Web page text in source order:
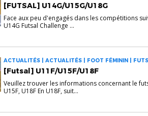
[FUTSAL] U14G/U15G/U18G
Face aux peu d'engagés dans les compétitions
U14G Futsal Challenge ...
ACTUALITÉS | ACTUALITÉS | FOOT FÉMININ |
[Futsal] U11F/U15F/U18F
Veuillez trouver les informations concernant le
U15F, U18F En U18F, suit...